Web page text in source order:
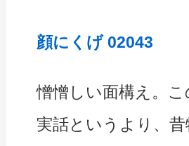
顔にくげ 02043
憎憎しい面構え。
実話というより、昔